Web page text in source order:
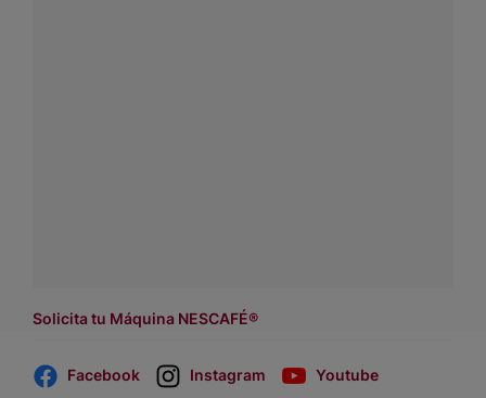
Solicita tu Máquina NESCAFÉ®
Facebook Instagram Youtube